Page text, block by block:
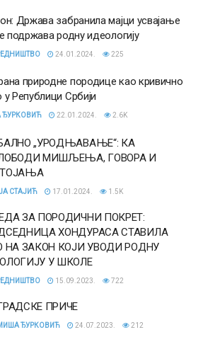
Држава забранила мајци усвајање
подржава родну идеологију
24.01.2024. 225
природне породице као кривично
у Републици Србији
ЂУРКОВИЋ 22.01.2024. 2.6K
„УРОДЊАВАЊЕ“: КА
МИШЉЕЊА, ГОВОРА И
СТАЈИЋ 17.01.2024. 1.5K
ЗА ПОРОДИЧНИ ПОКРЕТ:
ХОНДУРАСА СТАВИЛА
НА ЗАКОН КОЈИ УВОДИ РОДНУ
У ШКОЛЕ
15.09.2023. 722
ПРИЧЕ
ЂУРКОВИЋ 24.07.2023. 212